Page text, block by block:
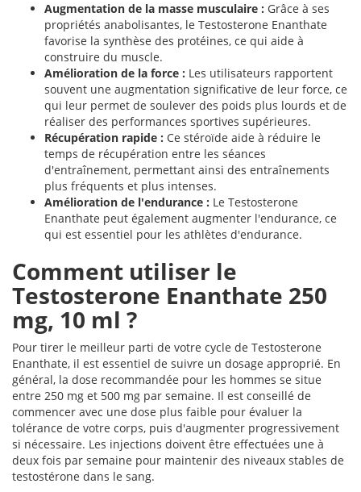
Augmentation de la masse musculaire : Grâce à ses
propriétés anabolisantes, le Testosterone Enanthate
favorise la synthèse des protéines, ce qui aide à
construire du muscle.
Amélioration de la force : Les utilisateurs rapportent
souvent une augmentation significative de leur force, ce
qui leur permet de soulever des poids plus lourds et de
réaliser des performances sportives supérieures.
Récupération rapide : Ce stéroïde aide à réduire le
temps de récupération entre les séances
d'entraînement, permettant ainsi des entraînements
plus fréquents et plus intenses.
Amélioration de l'endurance : Le Testosterone
Enanthate peut également augmenter l'endurance, ce
qui est essentiel pour les athlètes d'endurance.
Comment utiliser le
Testosterone Enanthate 250
mg, 10 ml ?
Pour tirer le meilleur parti de votre cycle de Testosterone
Enanthate, il est essentiel de suivre un dosage approprié. En
général, la dose recommandée pour les hommes se situe
entre 250 mg et 500 mg par semaine. Il est conseillé de
commencer avec une dose plus faible pour évaluer la
tolérance de votre corps, puis d'augmenter progressivement
si nécessaire. Les injections doivent être effectuées une à
deux fois par semaine pour maintenir des niveaux stables de
testostérone dans le sang.